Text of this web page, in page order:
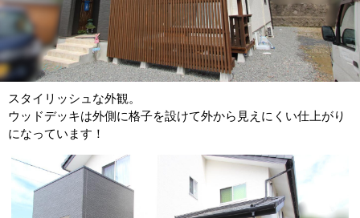
スタイリッシュな外観。
ウッドデッキは外側に格子を設けて外から見えにくい仕上がり
になっています！